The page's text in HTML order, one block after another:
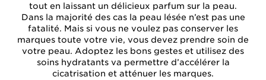
tout en laissant un délicieux parfum sur la peau.
Dans la majorité des cas la peau lésée n’est pas une
fatalité. Mais si vous ne voulez pas conserver les
marques toute votre vie, vous devez prendre soin de
votre peau. Adoptez les bons gestes et utilisez des
soins hydratants va permettre d’accélérer la
cicatrisation et atténuer les marques.